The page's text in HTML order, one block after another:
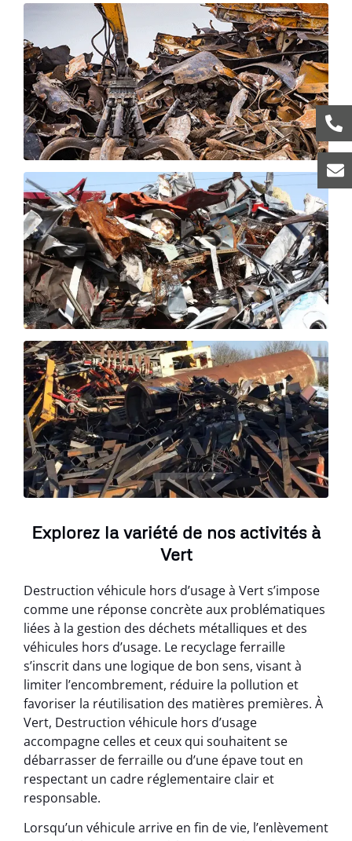
Explorez la variété de nos activités à
Vert
Destruction véhicule hors d’usage à Vert s’impose
comme une réponse concrète aux problématiques
liées à la gestion des déchets métalliques et des
véhicules hors d’usage. Le recyclage ferraille
s’inscrit dans une logique de bon sens, visant à
limiter l’encombrement, réduire la pollution et
favoriser la réutilisation des matières premières. À
Vert, Destruction véhicule hors d’usage
accompagne celles et ceux qui souhaitent se
débarrasser de ferraille ou d’une épave tout en
respectant un cadre réglementaire clair et
responsable.
Lorsqu’un véhicule arrive en fin de vie, l’enlèvement